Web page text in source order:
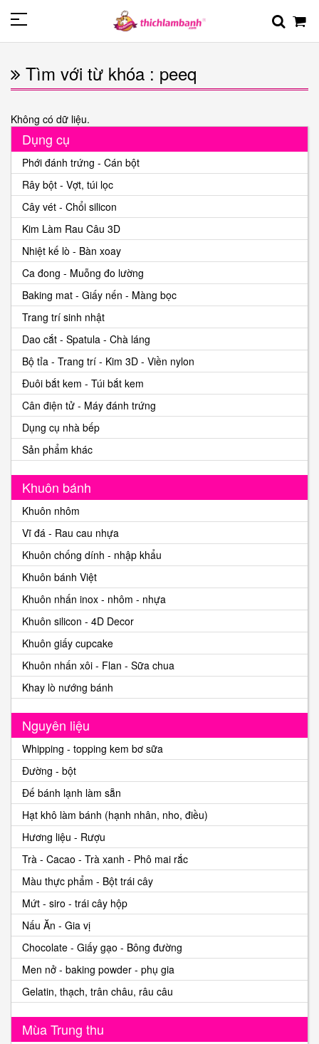
Tìm với từ khóa : peeq
Không có dữ liệu.
Dụng cụ
Phới đánh trứng - Cán bột
Rây bột - Vợt, túi lọc
Cây vét - Chổi silicon
Kim Làm Rau Câu 3D
Nhiệt kế lò - Bàn xoay
Ca đong - Muỗng đo lường
Baking mat - Giấy nến - Màng bọc
Trang trí sinh nhật
Dao cắt - Spatula - Chà láng
Bộ tỉa - Trang trí - Kim 3D - Viền nylon
Đuôi bắt kem - Túi bắt kem
Cân điện tử - Máy đánh trứng
Dụng cụ nhà bếp
Sản phẩm khác
Khuôn bánh
Khuôn nhôm
Vĩ đá - Rau cau nhựa
Khuôn chống dính - nhập khẩu
Khuôn bánh Việt
Khuôn nhấn inox - nhôm - nhựa
Khuôn silicon - 4D Decor
Khuôn giấy cupcake
Khuôn nhấn xôi - Flan - Sữa chua
Khay lò nướng bánh
Nguyên liệu
Whipping - topping kem bơ sữa
Đường - bột
Đế bánh lạnh làm sẵn
Hạt khô làm bánh (hạnh nhân, nho, điều)
Hương liệu - Rượu
Trà - Cacao - Trà xanh - Phô mai rắc
Màu thực phẩm - Bột trái cây
Mứt - siro - trái cây hộp
Nấu Ăn - Gia vị
Chocolate - Giấy gạo - Bông đường
Men nở - baking powder - phụ gia
Gelatin, thạch, trân châu, râu câu
Mùa Trung thu